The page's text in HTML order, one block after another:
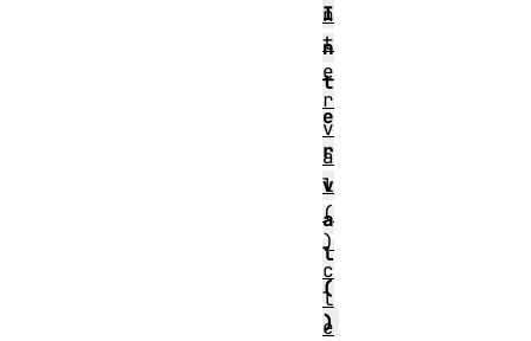
I
n
t
e
r
v
a
l
(
)
n
t
e
r
v
a
l
(
)
c
l
e